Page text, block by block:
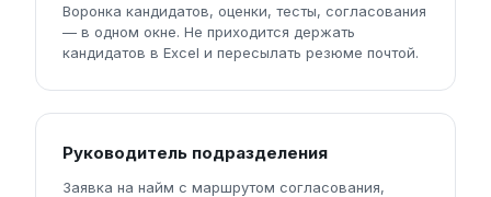
Воронка кандидатов, оценки, тесты, согласования
— в одном окне. Не приходится держать
кандидатов в Excel и пересылать резюме почтой.
Руководитель подразделения
Заявка на найм с маршрутом согласования,